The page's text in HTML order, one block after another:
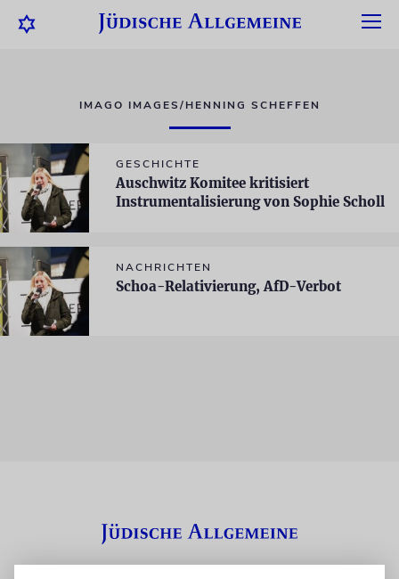
IMAGO IMAGES/HENNING SCHEFFEN
GESCHICHTE
Auschwitz Komitee kritisiert
Instrumentalisierung von Sophie Scholl
NACHRICHTEN
Schoa-Relativierung, AfD-Verbot